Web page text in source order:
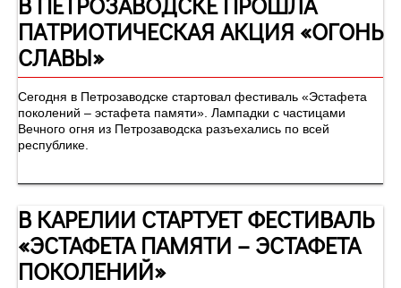
ПАТРИОТИЧЕСКАЯ АКЦИЯ «ОГОНЬ
СЛАВЫ»
Сегодня в Петрозаводске стартовал фестиваль «Эстафета
поколений – эстафета памяти». Лампадки с частицами
Вечного огня из Петрозаводска разъехались по всей
республике.
В КАРЕЛИИ СТАРТУЕТ ФЕСТИВАЛЬ
«ЭСТАФЕТА ПАМЯТИ – ЭСТАФЕТА
ПОКОЛЕНИЙ»